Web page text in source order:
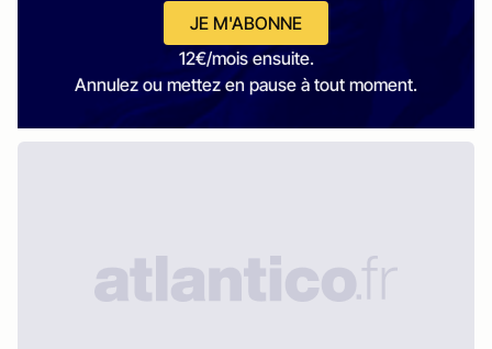
JE M'ABONNE
12€/mois ensuite.
Annulez ou mettez en pause à tout moment.